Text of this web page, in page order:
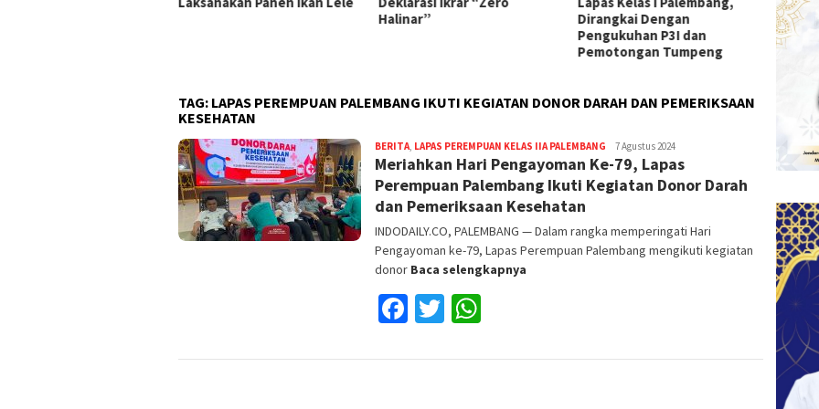
Dirangkai Dengan
Binaan Lapas Sekayu
TAG: LAPAS PEREMPUAN PALEMBANG IKUTI KEGIATAN DONOR DARAH DAN PEMERIKSAAN
KESEHATAN
BERITA, LAPAS PEREMPUAN KELAS IIA PALEMBANG Reza
Fajri
7 Agustus 2024
Meriahkan Hari Pengayoman Ke-79, Lapas
Perempuan Palembang Ikuti Kegiatan Donor Darah
dan Pemeriksaan Kesehatan
INDODAILY.CO, PALEMBANG — Dalam rangka memperingati Hari
Pengayoman ke-79, Lapas Perempuan Palembang mengikuti kegiatan
donor Baca selengkapnya
Facebook
Twitter